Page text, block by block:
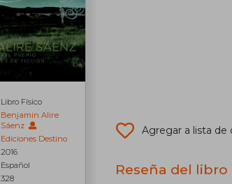
Libro Físico
Benjamin Alire
Sáenz
Ediciones Destino
2016
Español
328
Agregar a lista de
Reseña del